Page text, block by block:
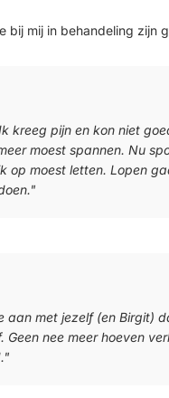
bij mij in behandeling zijn
kreeg pijn en kon niet
moest spannen. Nu
op moest letten. Lopen
met jezelf (en Birgit)
nee meer hoeven